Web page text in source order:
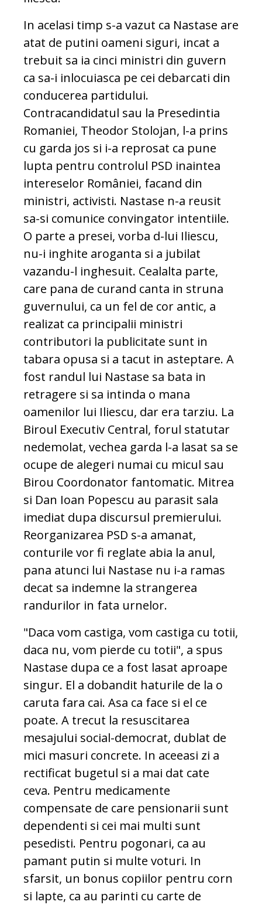
In acelasi timp s-a vazut ca Nastase are
atat de putini oameni siguri, incat a
trebuit sa ia cinci ministri din guvern
ca sa-i inlocuiasca pe cei debarcati din
conducerea partidului.
Contracandidatul sau la Presedintia
Romaniei, Theodor Stolojan, l-a prins
cu garda jos si i-a reprosat ca pune
lupta pentru controlul PSD inaintea
intereselor României, facand din
ministri, activisti. Nastase n-a reusit
sa-si comunice convingator intentiile.
O parte a presei, vorba d-lui Iliescu,
nu-i inghite aroganta si a jubilat
vazandu-l inghesuit. Cealalta parte,
care pana de curand canta in struna
guvernului, ca un fel de cor antic, a
realizat ca principalii ministri
contributori la publicitate sunt in
tabara opusa si a tacut in asteptare. A
fost randul lui Nastase sa bata in
retragere si sa intinda o mana
oamenilor lui Iliescu, dar era tarziu. La
Biroul Executiv Central, forul statutar
nedemolat, vechea garda l-a lasat sa se
ocupe de alegeri numai cu micul sau
Birou Coordonator fantomatic. Mitrea
si Dan Ioan Popescu au parasit sala
imediat dupa discursul premierului.
Reorganizarea PSD s-a amanat,
conturile vor fi reglate abia la anul,
pana atunci lui Nastase nu i-a ramas
decat sa indemne la strangerea
randurilor in fata urnelor.
"Daca vom castiga, vom castiga cu totii,
daca nu, vom pierde cu totii", a spus
Nastase dupa ce a fost lasat aproape
singur. El a dobandit haturile de la o
caruta fara cai. Asa ca face si el ce
poate. A trecut la resuscitarea
mesajului social-democrat, dublat de
mici masuri concrete. In aceeasi zi a
rectificat bugetul si a mai dat cate
ceva. Pentru medicamente
compensate de care pensionarii sunt
dependenti si cei mai multi sunt
pesedisti. Pentru pogonari, ca au
pamant putin si multe voturi. In
sfarsit, un bonus copiilor pentru corn
si lapte, ca au parinti cu carte de